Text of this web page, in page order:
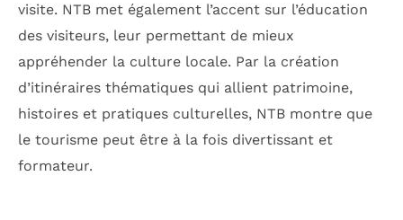
visite. NTB met également l’accent sur l’éducation
des visiteurs, leur permettant de mieux
appréhender la culture locale. Par la création
d’itinéraires thématiques qui allient patrimoine,
histoires et pratiques culturelles, NTB montre que
le tourisme peut être à la fois divertissant et
formateur.